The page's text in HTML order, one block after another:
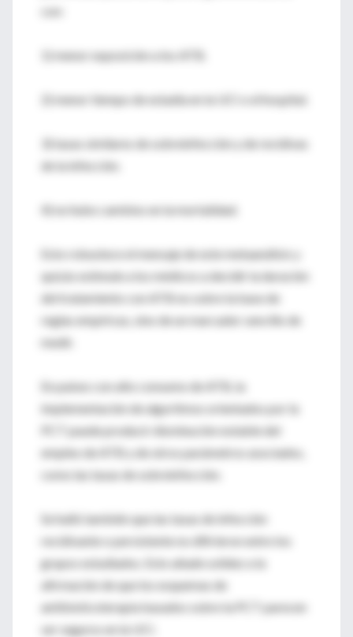
con:
1) menor exposición a los ATB.
2) menor tiempo de estadía en la UCI o el hospital.
3) tasas similares de sobreinfección y de recidivas
de la infección.
4) no hubo cambios en la mortalidad.
Esto robustece el mensaje de este metaanálisis y
quizás estimule a los médicos a decidir la duración
del tratamiento con ATB no sobre la base de
reglas empíricas, sino de un marcador sencillo de
medir.
En países con alto consumo de ATB, la
implementación de algoritmos orientados por la
PCT puede producir disminución notable del
empleo de ATB y de otros parámetros asociados,
como las tasas de sobreinfección.
Se halló también que las tasas de infección
recidivante o persistente no difirieron entre los
grupos estudiados. Esto añade solidez a la
afirmación de que los esquemas de
antibioticoterapia basados sobre la PCT parecen
ser seguros en la UCI.